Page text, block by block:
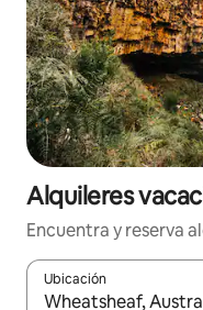
Alquileres
Encuentra y reserva
Ubicación
Cuando los